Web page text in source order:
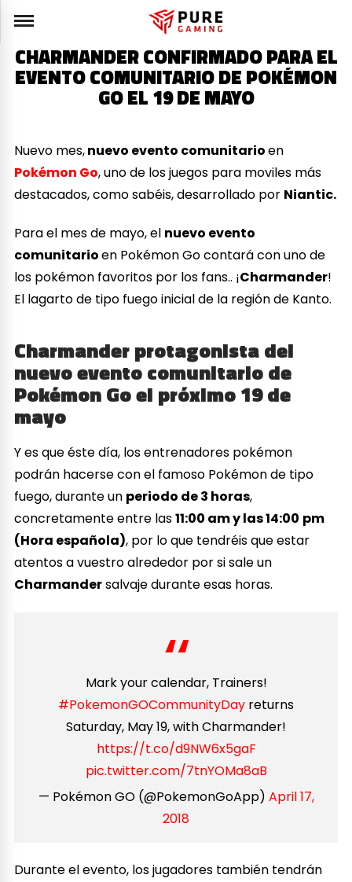
CHARMANDER CONFIRMADO PARA EL
EVENTO COMUNITARIO DE POKÉMON
GO EL 19 DE MAYO
Nuevo mes,nuevo evento comunitarioen
Pokémon Go, uno de los juegos para moviles más
destacados, como sabéis, desarrollado por Niantic.
Para el mes de mayo, el nuevo evento
comunitarioen Pokémon Go contará con uno de
los pokémon favoritos por los fans.. ¡Charmander!
El lagarto de tipo fuego inicial de la región de Kanto.
Charmander protagonista del
nuevo evento comunitario de
Pokémon Go el próximo 19 de
mayo
Y es que éste día, los entrenadores pokémon
podrán hacerse con el famoso Pokémon de tipo
fuego, durante un periodo de 3 horas,
concretamente entre las11:00 am y las 14:00 pm
(Hora española), por lo que tendréis que estar
atentos a vuestro alrededor por si sale un
Charmandersalvaje durante esas horas.
Mark your calendar, Trainers!
#PokemonGOCommunityDay returns
Saturday, May 19, with Charmander!
https://t.co/d9NW6x5gaF
pic.twitter.com/7tnYOMa8aB
— Pokémon GO (@PokemonGoApp) April 17,
2018
Durante el evento, los jugadores también tendrán